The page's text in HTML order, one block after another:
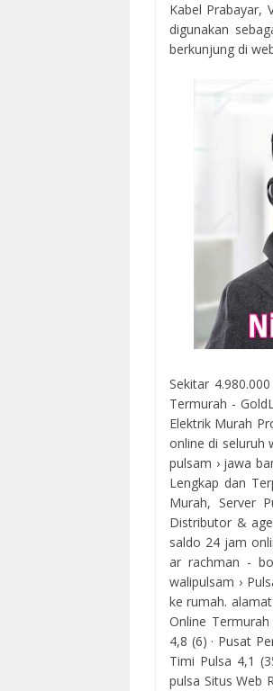
Kabel Prabayar,
digunakan
berkunjung di
Sekitar
Termurah -
Elektrik Murah
online di seluruh
pulsam › jawa
Lengkap dan
Murah, Server
Distributor &
saldo 24 jam
ar rachman -
walipulsam ›
ke rumah.
Online Termurah
4,8 (6) · Pusat
Timi Pulsa 4,1
pulsa Situs Web